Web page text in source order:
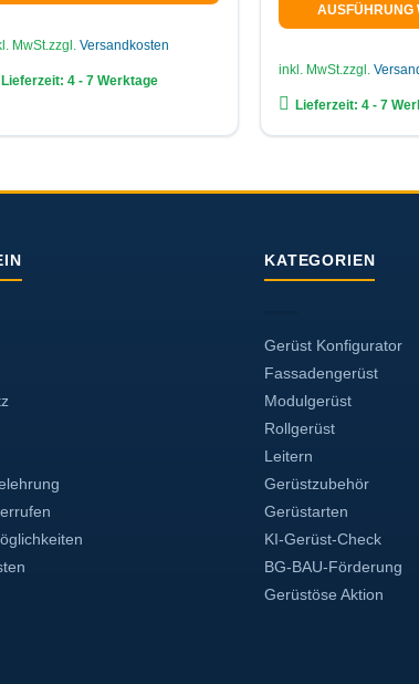
MwSt.zzgl. Versandkosten
Lieferzeit: 4 - 7 Werktage
AUSFÜHRUNG
Produkt
mehrere
Varianten
Die
auf
gewählt
werden
inkl. MwSt.zzgl.
Lieferzeit:4 - 7
KATEGORIEN
Gerüst Konfigurator
Fassadengerüst
Modulgerüst
Rollgerüst
Leitern
Gerüstzubehör
Gerüstarten
KI-Gerüst-Check
BG-BAU-Förderung
Gerüstöse Aktion